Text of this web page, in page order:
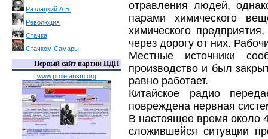
Разлацкий А.Б.
Революция
Стачка
Стачком Самары
Первый сайт партии ПДП
www.proletarism.org
отравления людей,
парами химического
химического
через дорогу от них.
Местные источники
производство и был
равно работает.
Китайское радио
повреждена нервная
В настоящее время около
сложившейся ситуации